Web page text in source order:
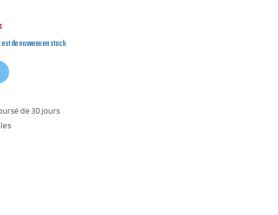
de nouveau en stock
de 30 jours